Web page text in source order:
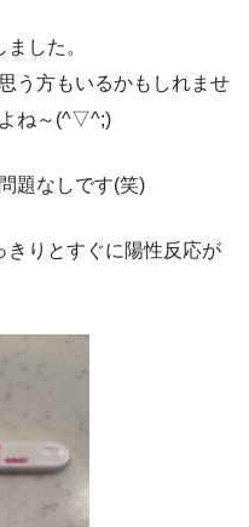
した。
う方もいるかもしれませ
ね～(^▽^;)
題なしです(笑)
きりとすぐに陽性反応が